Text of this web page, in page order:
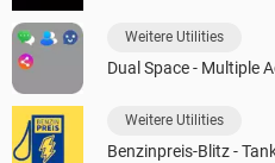
Weitere Utilities
Dual Space - Multiple
Weitere Utilities
Benzinpreis-Blitz -